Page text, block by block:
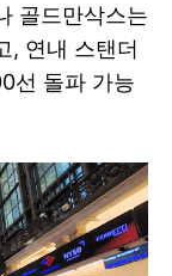
골드만삭스는
, 연내 스탠더
선 돌파 가능